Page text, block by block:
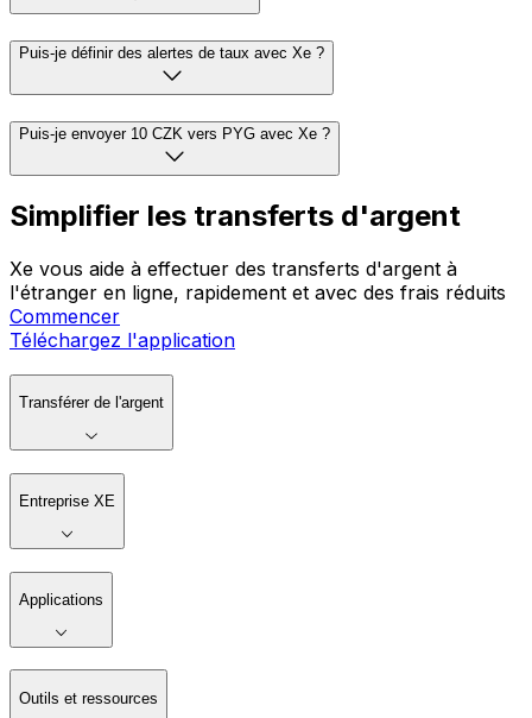
Puis-je définir des alertes de taux avec Xe ?
Puis-je envoyer 10 CZK vers PYG avec Xe ?
Simplifier les transferts d'argent
Xe vous aide à effectuer des transferts d'argent à
l'étranger en ligne, rapidement et avec des frais réduits
Commencer
Téléchargez l'application
Transférer de l'argent
Entreprise XE
Applications
Outils et ressources